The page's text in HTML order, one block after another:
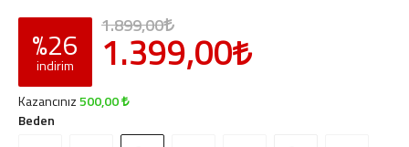
%26
indirim
1.899,00
1.399,00
Kazancınız500,00
Beden